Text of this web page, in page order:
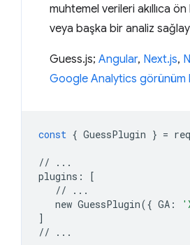
muhtemel verileri akıllıca
veya başka bir analiz
Guess.js; Angular, Next.js,
Google Analytics görünüm
const { GuessPlugin } =
//
...
plugins :
[
//
...
new GuessPlugin({ GA :
]
//
...